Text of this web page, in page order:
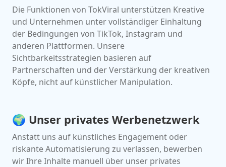
Die Funktionen von TokViral unterstützen Kreative
und Unternehmen unter vollständiger Einhaltung
der Bedingungen von TikTok, Instagram und
anderen Plattformen. Unsere
Sichtbarkeitsstrategien basieren auf
Partnerschaften und der Verstärkung der kreativen
Köpfe, nicht auf künstlicher Manipulation.
🌍 Unser privates Werbenetzwerk
Anstatt uns auf künstliches Engagement oder
riskante Automatisierung zu verlassen, bewerben
wir Ihre Inhalte manuell über unser privates